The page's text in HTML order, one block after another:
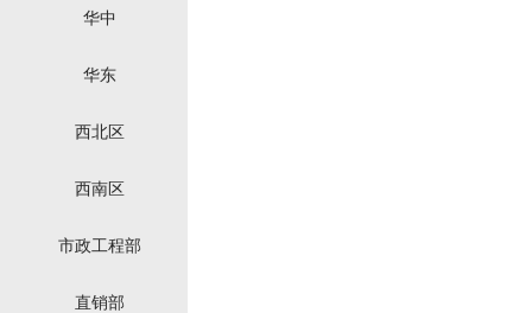
华中
华东
西北区
西南区
市政工程部
直销部